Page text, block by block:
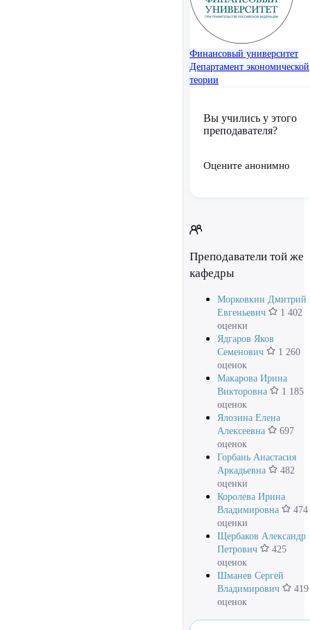
Финансовый университет
Департамент экономической
теории
Вы учились у этого
преподавателя?
Оцените анонимно
Преподаватели той же
кафедры
Морковкин Дмитрий
Евгеньевич
1 402
оценки
Ядгаров Яков
Семенович
1 260
оценок
Макарова Ирина
Викторовна
1 185
оценок
Ялозина Елена
Алексеевна
697
оценок
Горбань Анастасия
Аркадьевна
482
оценки
Королева Ирина
Владимировна
474
оценки
Щербаков Александр
Петрович
425
оценок
Шманев Сергей
Владимирович
419
оценок